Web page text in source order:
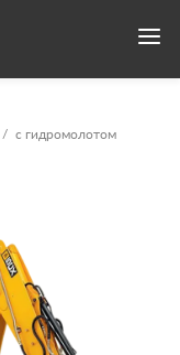
с гидромолотом